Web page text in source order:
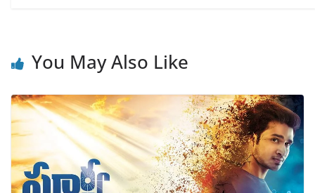
You May Also Like